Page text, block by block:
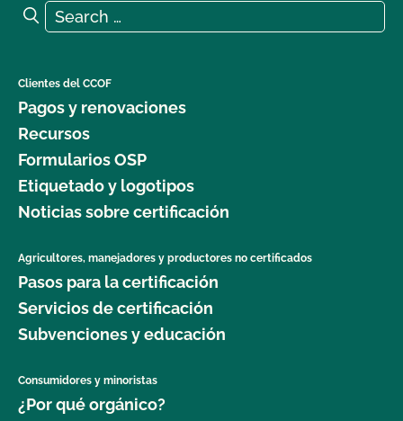
Search for:
Search
Clientes del CCOF
Pagos y renovaciones
Recursos
Formularios OSP
Etiquetado y logotipos
Noticias sobre certificación
Agricultores, manejadores y productores no certificados
Pasos para la certificación
Servicios de certificación
Subvenciones y educación
Consumidores y minoristas
¿Por qué orgánico?